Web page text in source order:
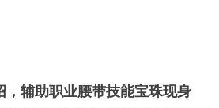
，辅助职业腰带技能宝珠现身